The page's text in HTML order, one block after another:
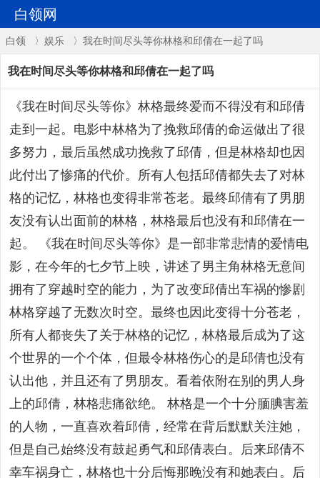
白领网
白领 〉 娱乐 〉我在时间尽头等你林格和邱倩在一起了吗
我在时间尽头等你林格和邱倩在一起了吗
《我在时间尽头等你》林格最终爱而不得没有和邱倩
走到一起。电影中林格为了挽救邱倩的命运做出了很
多努力，最后虽然成功挽救了邱倩，但是林格却也因
此付出了惨痛的代价。所有人包括邱倩都失去了对林
格的记忆，林格也变得非常苍老。最终邱倩有了男朋
友没有认出面前的林格，林格最后也没有和邱倩在一
起。 《我在时间尽头等你》是一部非常悲情的爱情电
影，在今年的七夕节上映，讲述了男主角林格无意间
拥有了穿越时空的能力，为了改变邱倩出车祸的惨剧
林格穿越了无数次时空。最终也因此变得十分苍老，
所有人都丧失了关于林格的记忆，林格最后成为了这
个世界的一个个体，但最令林格伤心的是邱倩也没有
认出他，并且还有了男朋友。看着依附在别的男人身
上的邱倩，林格悲痛欲绝。 林格是一个十分腼腆害羞
的人物，一直喜欢着邱倩，经常在背后默默关注她，
但是自己始终没有鼓起勇气和邱倩表白。后来邱倩不
幸车祸身亡，林格也十分后悔那晚没有和她表白。后